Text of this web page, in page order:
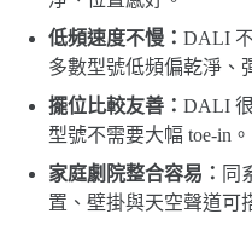
低頻速度不慢： DALI
多數型號低頻偏乾淨、
擺位比較友善： DALI
型號不需要大幅 toe-in。
家庭劇院整合容易： 同
置、壁掛與天空聲道可